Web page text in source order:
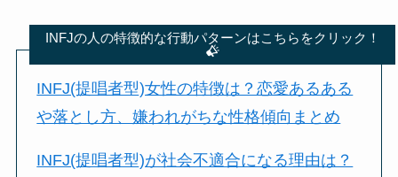
INFJの人の特徴的な行動パターンはこちらをクリック！
INFJ(提唱者型)女性の特徴は？恋愛あるある
や落とし方、嫌われがちな性格傾向まとめ
INFJ(提唱者型)が社会不適合になる理由は？